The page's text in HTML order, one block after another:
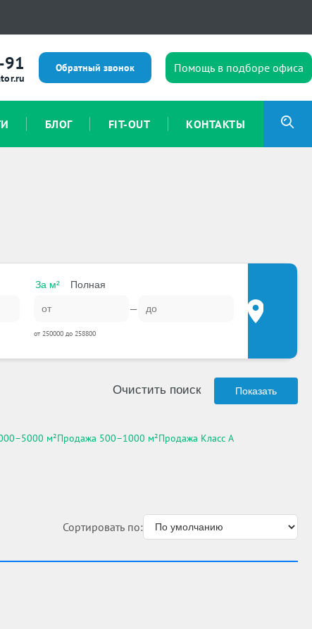
91 Обратный звонок Помощь в подборе офиса
БЛОГ FIT-OUT КОНТАКТЫ
За м² Полная
—
от 250000 до 258800
Очистить поиск Показать
м²Продажа 500–1000 м²Продажа Класс A
Сортировать по: